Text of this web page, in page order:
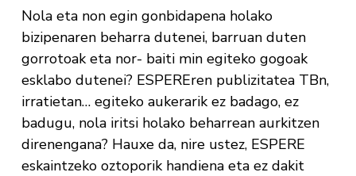
Nola eta non egin gonbidapena holako
bizipenaren beharra dutenei, barruan duten
gorrotoak eta nor- baiti min egiteko gogoak
esklabo dutenei? ESPEREren publizitatea TBn,
irratietan… egiteko aukerarik ez badago, ez
badugu, nola iritsi holako beharrean aurkitzen
direnengana? Hauxe da, nire ustez, ESPERE
eskaintzeko oztoporik handiena eta ez dakit